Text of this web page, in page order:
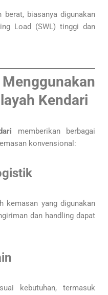
berat, biasanya digunakan
Load (SWL) tinggi dan
Kendari
memberikan berbagai
konvensional:
kemasan yang digunakan
dan handling dapat
kebutuhan, termasuk